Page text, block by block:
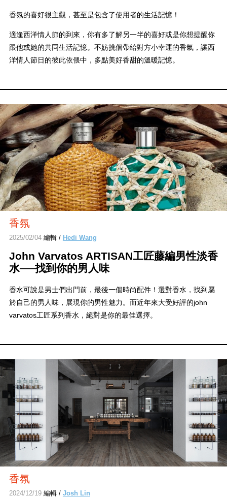
香氛的喜好很主觀，甚至是包含了使用者的生活記憶！
適逢西洋情人節的到來，你有多了解另一半的喜好或是你想提醒你
跟他或她的共同生活記憶。不妨挑個帶給對方小幸運的香氣，讓西
洋情人節日的彼此依偎中，多點美好香甜的溫暖記憶。
香氛
2025/02/04編輯 / Hedi Wang
John Varvatos ARTISAN工匠藤編男性淡香
水──找到你的男人味
香水可說是男士們出門前，最後一個時尚配件！選對香水，找到屬
於自己的男人味，展現你的男性魅力。而近年來大受好評的john
varvatos工匠系列香水，絕對是你的最佳選擇。
香氛
2024/12/19編輯 / Josh Lin